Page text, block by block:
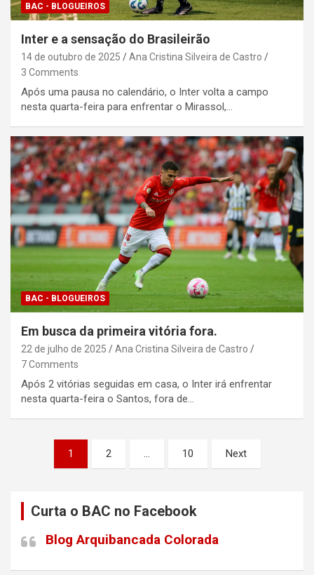
BAC - BLOGUEIROS
Inter e a sensação do Brasileirão
14 de outubro de 2025
Ana Cristina Silveira de Castro
3 Comments
Após uma pausa no calendário, o Inter volta a campo
nesta quarta-feira para enfrentar o Mirassol,…
BAC - BLOGUEIROS
Em busca da primeira vitória fora.
22 de julho de 2025
Ana Cristina Silveira de Castro
7 Comments
Após 2 vitórias seguidas em casa, o Inter irá enfrentar
nesta quarta-feira o Santos, fora de…
Paginação
1 2 … 10 Next
Curta o BAC no Facebook
Blog Arquibancada Colorada